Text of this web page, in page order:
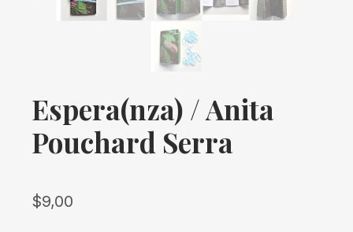
Espera(nza) / Anita
Pouchard Serra
$9,00